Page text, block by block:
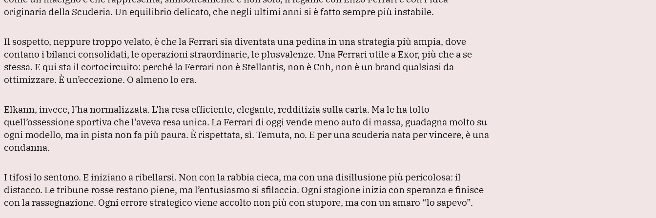
originaria della Scuderia. Un equilibrio delicato, che negli ultimi anni si è fatto sempre più instabile.
Il sospetto, neppure troppo velato, è che la Ferrari sia diventata una pedina in una strategia più ampia, dove
contano i bilanci consolidati, le operazioni straordinarie, le plusvalenze. Una Ferrari utile a Exor, più che a se
stessa. E qui sta il cortocircuito: perché la Ferrari non è Stellantis, non è Cnh, non è un brand qualsiasi da
ottimizzare. È un’eccezione. O almeno lo era.
Elkann, invece, l’ha normalizzata. L’ha resa efficiente, elegante, redditizia sulla carta. Ma le ha tolto
quell’ossessione sportiva che l’aveva resa unica. La Ferrari di oggi vende meno auto di massa, guadagna molto su
ogni modello, ma in pista non fa più paura. È rispettata, sì. Temuta, no. E per una scuderia nata per vincere, è una
condanna.
I tifosi lo sentono. E iniziano a ribellarsi. Non con la rabbia cieca, ma con una disillusione più pericolosa: il
distacco. Le tribune rosse restano piene, ma l’entusiasmo si sfilaccia. Ogni stagione inizia con speranza e finisce
con la rassegnazione. Ogni errore strategico viene accolto non più con stupore, ma con un amaro “lo sapevo”.